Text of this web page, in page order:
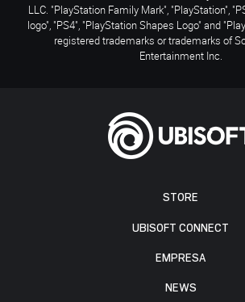
STORE
UBISOFT CONNECT
EMPRESA
NEWS
LLC. "PlayStation Family Mark", "PlayStation",
logo", "PS4", "PlayStation Shapes Logo" and
registered trademarks or trademarks of
Entertainment Inc.